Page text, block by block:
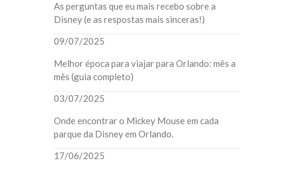
As perguntas que eu mais recebo sobre a
Disney (e as respostas mais sinceras!)
09/07/2025
Melhor época para viajar para Orlando: mês a
mês (guia completo)
03/07/2025
Onde encontrar o Mickey Mouse em cada
parque da Disney em Orlando.
17/06/2025